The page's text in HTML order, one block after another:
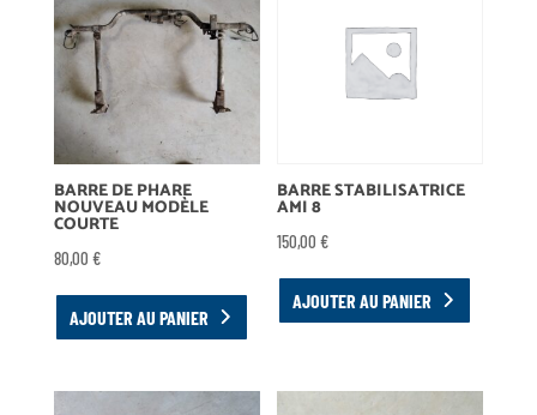
BARRE DE PHARE
NOUVEAU MODÈLE
COURTE
80,00 €
AJOUTER AU PANIER
BARRE STABILISATRICE
AMI 8
150,00€
AJOUTER AU PANIER